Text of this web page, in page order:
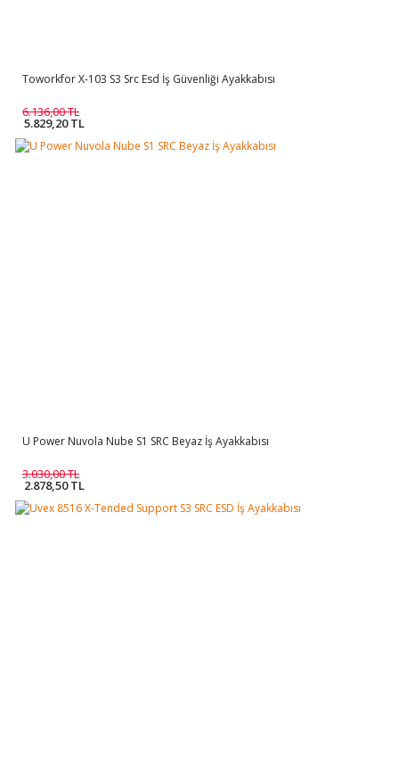
Toworkfor X-103 S3 Src Esd İş Güvenliği Ayakkabısı
6.136,00 TL
5.829,20 TL
U Power Nuvola Nube S1 SRC Beyaz İş Ayakkabısı
3.030,00 TL
2.878,50 TL